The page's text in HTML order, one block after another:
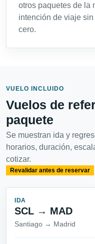
otros paquetes de la
intención de viaje
cero.
VUELO INCLUIDO
Vuelos de
paquete
Se muestran ida y
horarios, duración,
cotizar.
Revalidar antes de reservar
IDA
SCL → MAD
Santiago → Madrid